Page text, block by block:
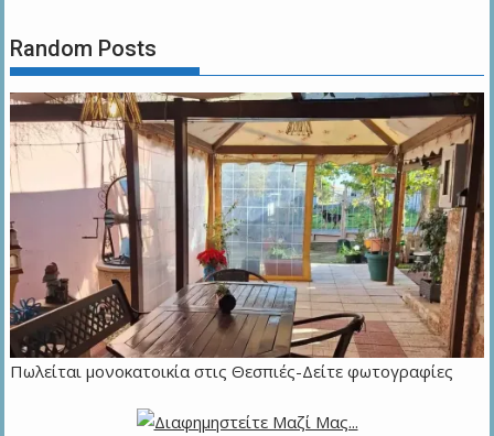
Random Posts
Πωλείται μονοκατοικία στις Θεσπιές-Δείτε φωτογραφίες